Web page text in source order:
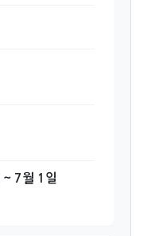
~ 7월 1일